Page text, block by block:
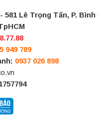
581 Lê Trọng Tấn, P.
949 789
0937 026 898